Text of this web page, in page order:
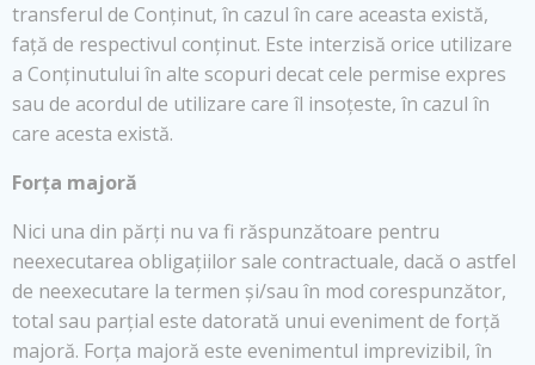
transferul de Conținut, în cazul în care aceasta există,
față de respectivul conținut. Este interzisă orice utilizare
a Conținutului în alte scopuri decat cele permise expres
sau de acordul de utilizare care îl insoțeste, în cazul în
care acesta există.
Forța majoră
Nici una din părți nu va fi răspunzătoare pentru
neexecutarea obligațiilor sale contractuale, dacă o astfel
de neexecutare la termen și/sau în mod corespunzător,
total sau parțial este datorată unui eveniment de forță
majoră. Forța majoră este evenimentul imprevizibil, în